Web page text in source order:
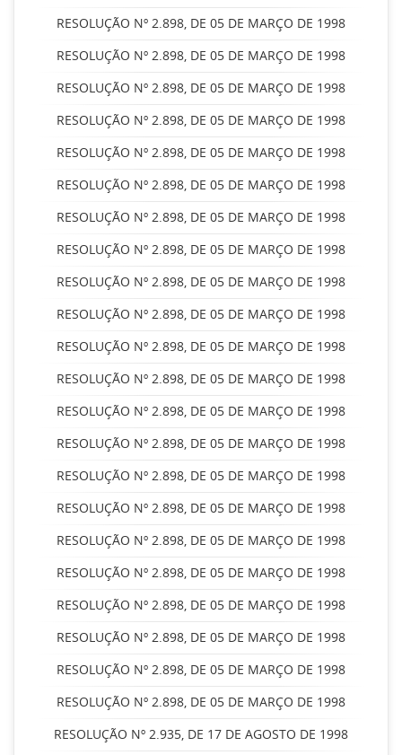
RESOLUÇÃO Nº 2.898, DE 05 DE MARÇO DE 1998
RESOLUÇÃO Nº 2.898, DE 05 DE MARÇO DE 1998
RESOLUÇÃO Nº 2.898, DE 05 DE MARÇO DE 1998
RESOLUÇÃO Nº 2.898, DE 05 DE MARÇO DE 1998
RESOLUÇÃO Nº 2.898, DE 05 DE MARÇO DE 1998
RESOLUÇÃO Nº 2.898, DE 05 DE MARÇO DE 1998
RESOLUÇÃO Nº 2.898, DE 05 DE MARÇO DE 1998
RESOLUÇÃO Nº 2.898, DE 05 DE MARÇO DE 1998
RESOLUÇÃO Nº 2.898, DE 05 DE MARÇO DE 1998
RESOLUÇÃO Nº 2.898, DE 05 DE MARÇO DE 1998
RESOLUÇÃO Nº 2.898, DE 05 DE MARÇO DE 1998
RESOLUÇÃO Nº 2.898, DE 05 DE MARÇO DE 1998
RESOLUÇÃO Nº 2.898, DE 05 DE MARÇO DE 1998
RESOLUÇÃO Nº 2.898, DE 05 DE MARÇO DE 1998
RESOLUÇÃO Nº 2.898, DE 05 DE MARÇO DE 1998
RESOLUÇÃO Nº 2.898, DE 05 DE MARÇO DE 1998
RESOLUÇÃO Nº 2.898, DE 05 DE MARÇO DE 1998
RESOLUÇÃO Nº 2.898, DE 05 DE MARÇO DE 1998
RESOLUÇÃO Nº 2.898, DE 05 DE MARÇO DE 1998
RESOLUÇÃO Nº 2.898, DE 05 DE MARÇO DE 1998
RESOLUÇÃO Nº 2.898, DE 05 DE MARÇO DE 1998
RESOLUÇÃO Nº 2.898, DE 05 DE MARÇO DE 1998
RESOLUÇÃO Nº 2.935, DE 17 DE AGOSTO DE 1998